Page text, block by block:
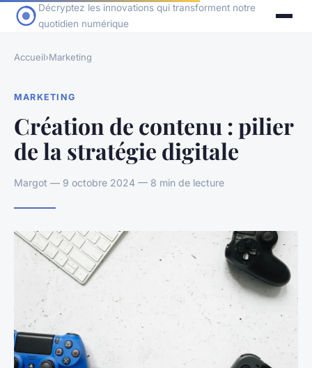
Décryptez les innovations qui transforment notre
quotidien numérique
Accueil›Marketing
MARKETING
Création de contenu : pilier
de la stratégie digitale
Margot — 9 octobre 2024 — 8 min de lecture